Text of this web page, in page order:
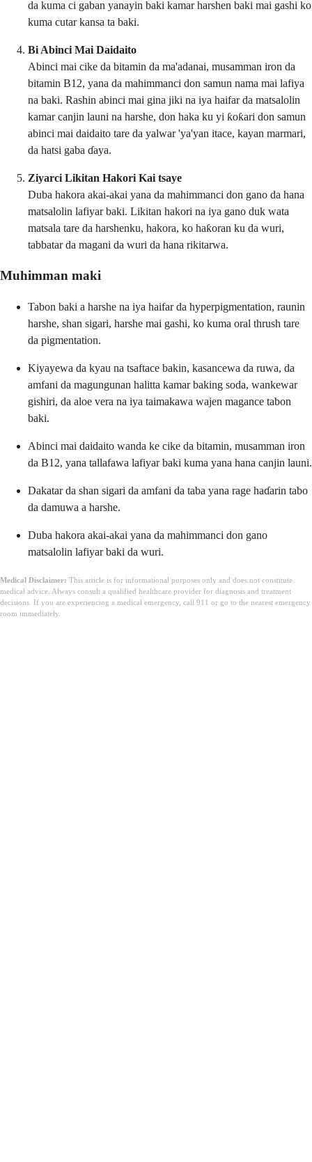
da kuma ci gaban yanayin baki kamar harshen baki mai gashi ko
kuma cutar kansa ta baki.
Bi Abinci Mai Daidaito
Abinci mai cike da bitamin da ma'adanai, musamman iron da
bitamin B12, yana da mahimmanci don samun nama mai lafiya
na baki. Rashin abinci mai gina jiki na iya haifar da matsalolin
kamar canjin launi na harshe, don haka ku yi ƙoƙari don samun
abinci mai daidaito tare da yalwar 'ya'yan itace, kayan marmari,
da hatsi gaba ɗaya.
Ziyarci Likitan Hakori Kai tsaye
Duba hakora akai-akai yana da mahimmanci don gano da hana
matsalolin lafiyar baki. Likitan hakori na iya gano duk wata
matsala tare da harshenku, hakora, ko haƙoran ku da wuri,
tabbatar da magani da wuri da hana rikitarwa.
Muhimman maki
Tabon baki a harshe na iya haifar da hyperpigmentation, raunin
harshe, shan sigari, harshe mai gashi, ko kuma oral thrush tare
da pigmentation.
Kiyayewa da kyau na tsaftace bakin, kasancewa da ruwa, da
amfani da magungunan halitta kamar baking soda, wankewar
gishiri, da aloe vera na iya taimakawa wajen magance tabon
baki.
Abinci mai daidaito wanda ke cike da bitamin, musamman iron
da B12, yana tallafawa lafiyar baki kuma yana hana canjin launi.
Dakatar da shan sigari da amfani da taba yana rage haɗarin tabo
da damuwa a harshe.
Duba hakora akai-akai yana da mahimmanci don gano
matsalolin lafiyar baki da wuri.
Medical Disclaimer: This article is for informational purposes only and does not constitute
medical advice. Always consult a qualified healthcare provider for diagnosis and treatment
decisions. If you are experiencing a medical emergency, call 911 or go to the nearest emergency
room immediately.